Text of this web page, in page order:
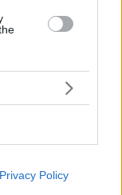
Privacy Policy